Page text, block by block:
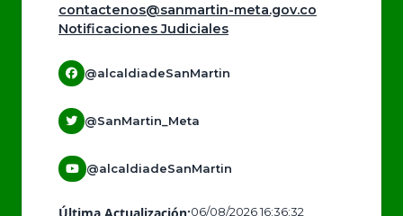
contactenos@sanmartin-meta.gov.co
Notificaciones Judiciales
@alcaldiadeSanMartin
@SanMartin_Meta
@alcaldiadeSanMartin
06/08/2026 16:36:32